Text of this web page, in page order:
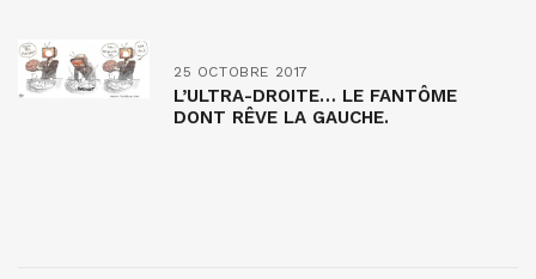
25 OCTOBRE 2017
L’ULTRA-DROITE… LE FANTÔME
DONT RÊVE LA GAUCHE.